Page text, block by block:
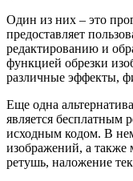
Один из них – это
предоставляет
редактированию и
функцией обрезки
различные эффекты,
Еще одна
является бесплатным
исходным кодом. В
изображений, а
ретушь, наложение